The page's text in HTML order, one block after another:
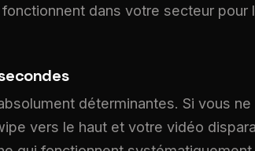
dans votre secteur pour
déterminantes. Si vous ne
vers le haut et votre vidéo